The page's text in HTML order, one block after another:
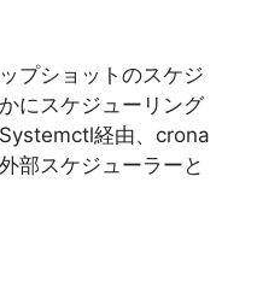
プショットのスケジ
にスケジューリング
経由、crona
部スケジューラーと